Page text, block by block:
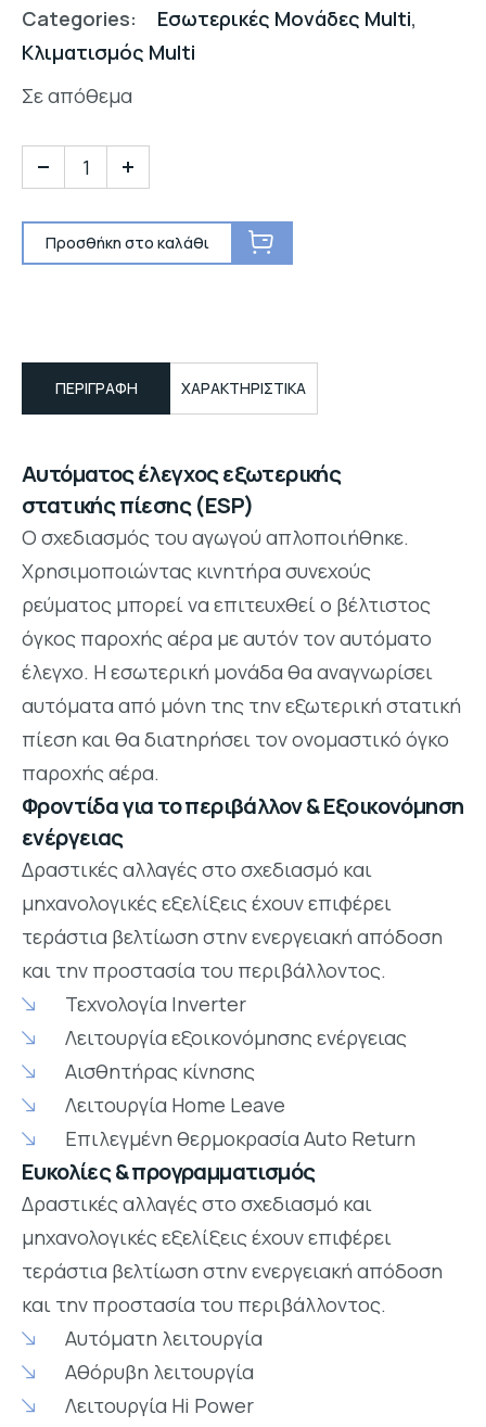
Categories:
Εσωτερικές Μονάδες Multi,
Κλιματισμός Multi
Σε απόθεμα
Προσθήκη στο καλάθι
ΠΕΡΙΓΡΑΦΉ ΧΑΡΑΚΤΗΡΙΣΤΙΚΑ
Αυτόματος έλεγχος εξωτερικής
στατικής πίεσης (ESP)
Ο σχεδιασμός του αγωγού απλοποιήθηκε.
Χρησιμοποιώντας κινητήρα συνεχούς
ρεύματος μπορεί να επιτευχθεί ο βέλτιστος
όγκος παροχής αέρα με αυτόν τον αυτόματο
έλεγχο. Η εσωτερική μονάδα θα αναγνωρίσει
αυτόματα από μόνη της την εξωτερική στατική
πίεση και θα διατηρήσει τον ονομαστικό όγκο
παροχής αέρα.
Φροντίδα για το περιβάλλον & Εξοικονόμηση
ενέργειας
Δραστικές αλλαγές στο σχεδιασμό και
μηχανολογικές εξελίξεις έχουν επιφέρει
τεράστια βελτίωση στην ενεργειακή απόδοση
και την προστασία του περιβάλλοντος.
Τεχνολογία Inverter
Λειτουργία εξοικονόμησης ενέργειας
Αισθητήρας κίνησης
Λειτουργία Home Leave
Επιλεγμένη θερμοκρασία Auto Return
Ευκολίες & προγραμματισμός
Δραστικές αλλαγές στο σχεδιασμό και
μηχανολογικές εξελίξεις έχουν επιφέρει
τεράστια βελτίωση στην ενεργειακή απόδοση
και την προστασία του περιβάλλοντος.
Αυτόματη λειτουργία
Αθόρυβη λειτουργία
Λειτουργία Hi Power